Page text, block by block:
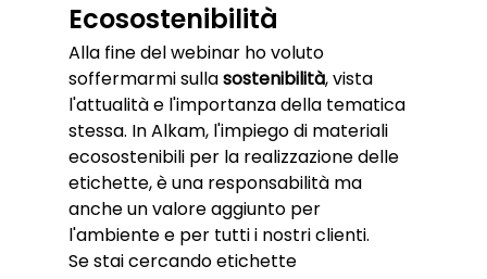
Ecosostenibilità
Alla fine del webinar ho voluto
soffermarmi sulla sostenibilità, vista
l'attualità e l'importanza della tematica
stessa. In Alkam, l'impiego di materiali
ecosostenibili per la realizzazione delle
etichette, è una responsabilità ma
anche un valore aggiunto per
l'ambiente e per tutti i nostri clienti.
Se stai cercando etichette